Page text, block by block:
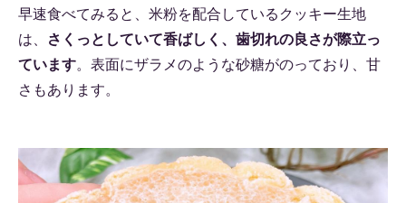
早速食べてみると、米粉を配合しているクッキー生地
は、
さくっとしていて香ばしく、歯切れの良さが際立っ
ています。表面にザラメのような砂糖がのっており、甘
さもあります。